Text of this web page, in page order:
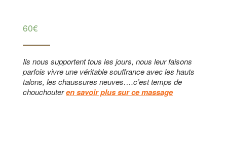
60€
Ils nous supportent tous les jours, nous leur faisons
parfois vivre une véritable souffrance avec les hauts
talons, les chaussures neuves….c’est temps de
chouchouteren savoir plus sur ce massage